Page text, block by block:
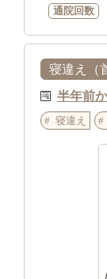
通院回数
寝違え（
半年前
寝違え